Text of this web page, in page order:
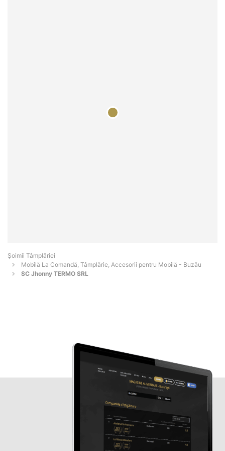
Șoimii Tâmplăriei
Mobilă La Comandă, Tâmplărie, Accesorii pentru Mobilă - Buzău
SC Jhonny TERMO SRL